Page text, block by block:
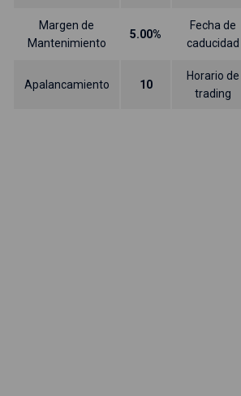
Margen de
Mantenimiento
5.00%
Fecha de
caducidad
Apalancamiento 10
Horario de
trading